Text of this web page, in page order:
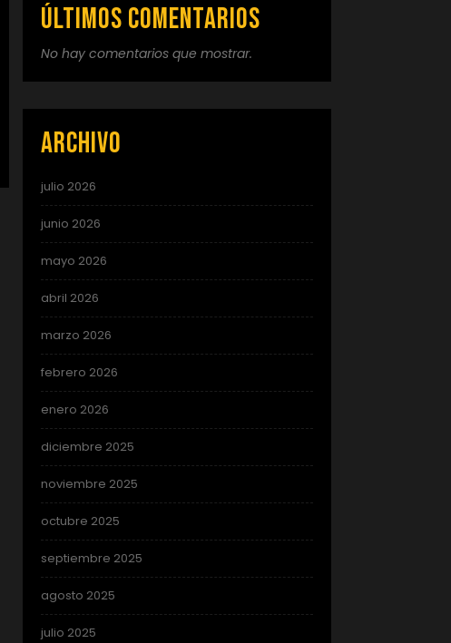
Últimos comentarios
No hay comentarios que mostrar.
Archivo
julio 2026
junio 2026
mayo 2026
abril 2026
marzo 2026
febrero 2026
enero 2026
diciembre 2025
noviembre 2025
octubre 2025
septiembre 2025
agosto 2025
julio 2025